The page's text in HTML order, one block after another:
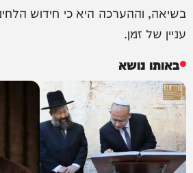
בשיאה, וההערכה היא כי חידוש
עניין של זמן.
באותו נושא